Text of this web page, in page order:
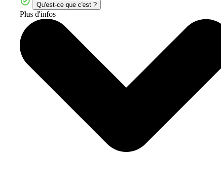
Qu'est-ce que c'est ?
Plus d'infos